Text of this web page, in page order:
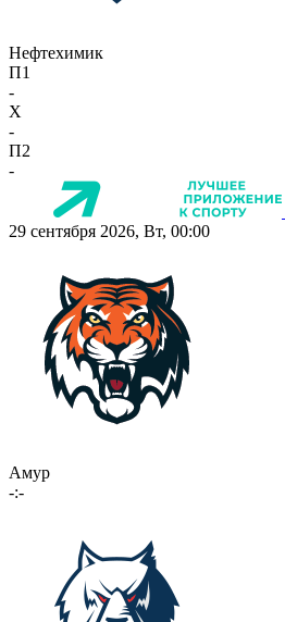
Нефтехимик
П1
-
X
-
П2
-
29 сентября 2026, Вт, 00:00
Амур
-:-